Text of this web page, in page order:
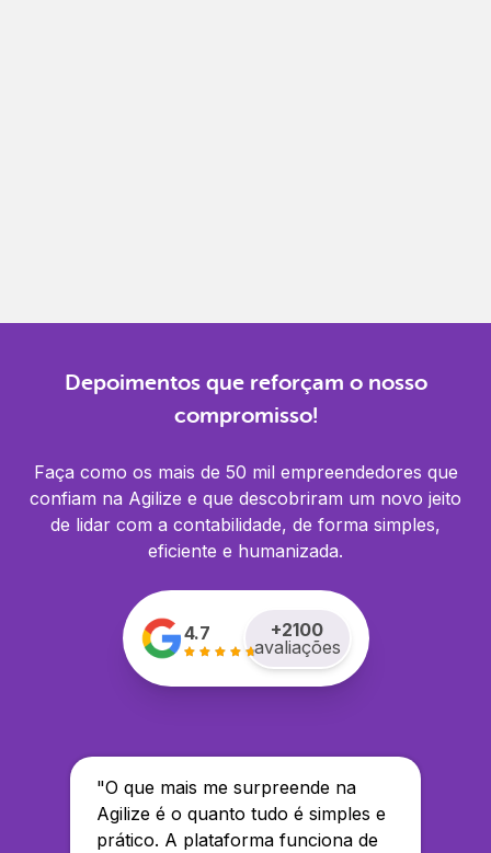
Depoimentos que reforçam o nosso
compromisso!
Faça como os mais de 50 mil empreendedores que
confiam na Agilize e que descobriram um novo jeito
de lidar com a contabilidade, de forma simples,
eficiente e humanizada.
4.7 +2100
avaliações
"O que mais me surpreende na
Agilize é o quanto tudo é simples e
prático. A plataforma funciona de